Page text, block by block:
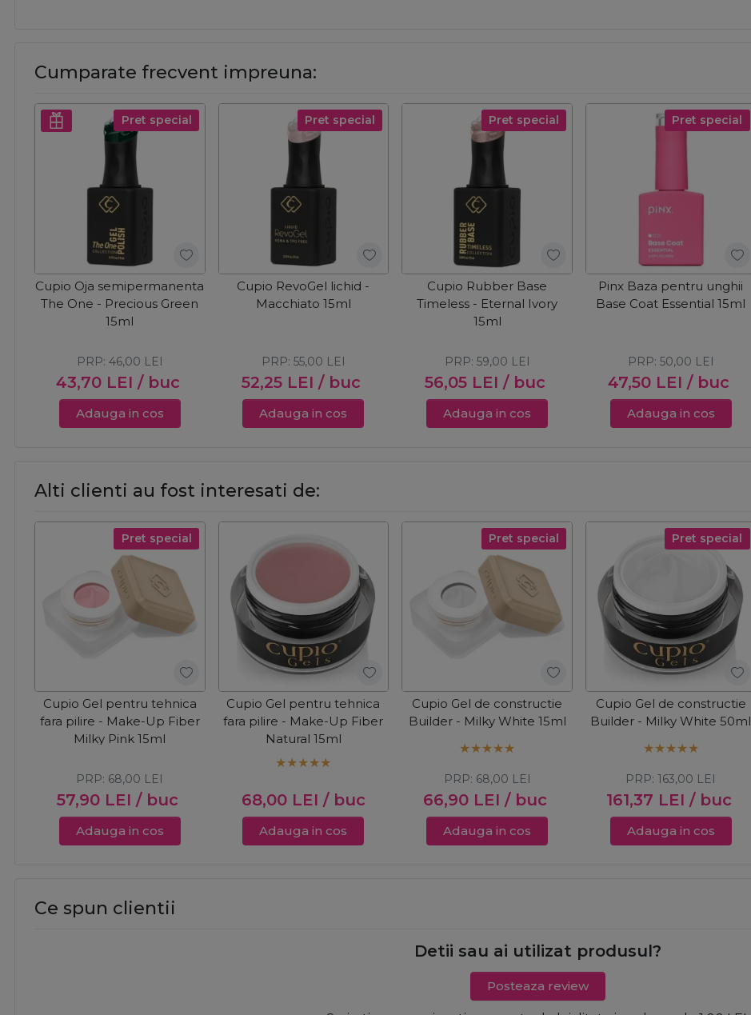
Cumparate frecvent impreuna:
Pret special
Cupio Oja semipermanenta
The One - Precious Green
15ml
43,70 LEI / buc
PRP: 46,00 LEI
Adauga in cos
Pret special
Cupio RevoGel lichid -
Macchiato 15ml
52,25 LEI / buc
PRP: 55,00 LEI
Adauga in cos
Pret special
Cupio Rubber Base
Timeless - Eternal Ivory
15ml
56,05 LEI / buc
PRP: 59,00 LEI
Adauga in cos
Pret special
Pinx Baza pentru unghii
Base Coat Essential 15ml
47,50 LEI / buc
PRP: 50,00 LEI
Adauga in cos
Alti clienti au fost interesati de:
Pret special
Cupio Gel pentru tehnica
fara pilire - Make-Up Fiber
Milky Pink 15ml
57,90 LEI / buc
PRP: 68,00 LEI
Adauga in cos
Cupio Gel pentru tehnica
fara pilire - Make-Up Fiber
Natural 15ml
68,00 LEI / buc
Adauga in cos
Pret special
Cupio Gel de constructie
Builder - Milky White 15ml
66,90 LEI / buc
PRP: 68,00 LEI
Adauga in cos
Pret special
Cupio Gel de constructie
Builder - Milky White 50ml
161,37 LEI / buc
PRP:163,00 LEI
Adauga in cos
Ce spun clientii
Detii sau ai utilizat produsul?
Posteaza review